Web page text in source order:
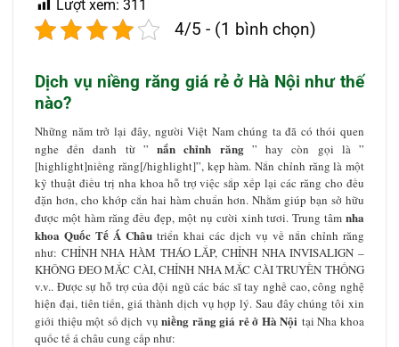
Lượt xem: 311
4/5 - (1 bình chọn)
Dịch vụ niềng răng giá rẻở Hà Nội như thế
nào?
Những năm trở lại đây, người Việt Nam chúng ta đã có thói quen
nghe đến danh từ ”nắn chỉnh răng” hay còn gọi là ”
[highlight]niềng răng[/highlight]”, kẹp hàm. Nắn chỉnh răng là một
kỹ thuật điều trị nha khoa hỗ trợ việc sắp xếp lại các răng cho đều
đặn hơn, cho khớp cắn hai hàm chuẩn hơn. Nhằm giúp bạn sở hữu
được một hàm răng đều đẹp, một nụ cười xinh tươi. Trung tâm nha
khoa Quốc Tế Á Châu triển khai các dịch vụ về nắn chỉnh răng
như: CHỈNH NHA HÀM THÁO LẮP, CHỈNH NHA INVISALIGN –
KHÔNG ĐEO MẮC CÀI, CHỈNH NHA MẮC CÀI TRUYỀN THỐNG
v.v.. Được sự hỗ trợ của đội ngũ các bác sĩ tay nghề cao, công nghệ
hiện đại, tiên tiến, giá thành dịch vụ hợp lý. Sau đây chúng tôi xin
giới thiệu một số dịch vụniềng răng giá rẻ ở Hà Nội tại Nha khoa
quốc tế á châu cung cấp như: